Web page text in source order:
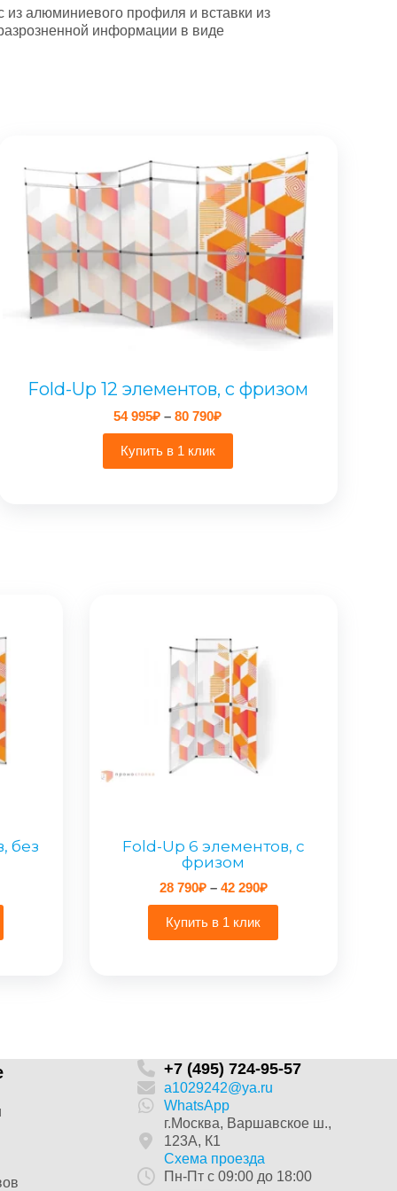
алюминиевого профиля и вставки из
информации в виде
Fold-Up 12 элементов, с фризом
54 995₽ – 80 790₽Диапазон
цен:
995₽
Купить в 1 клик
без
Fold-Up 6 элементов, с
фризом
28 790₽ – 42 290₽Диапазон
цен:
790₽
Купить в 1 клик
+7 (495) 724-95-57
a1029242@ya.ru
WhatsApp
г.Москва, Варшавское ш.,
123А, К1
Схема проезда
Пн-Пт с 09:00 до 18:00